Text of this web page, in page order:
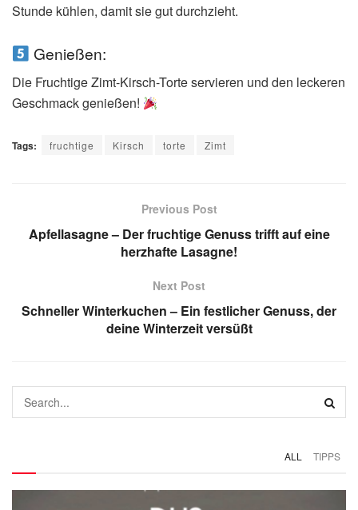
Stunde kühlen, damit sie gut durchzieht.
Genießen:
Die Fruchtige Zimt-Kirsch-Torte servieren und den leckeren
Geschmack genießen!
Tags: fruchtige Kirsch torte Zimt
Previous Post
Apfellasagne – Der fruchtige Genuss trifft auf eine
herzhafte Lasagne!
Next Post
Schneller Winterkuchen – Ein festlicher Genuss, der
deine Winterzeit versüßt
ALL TIPPS